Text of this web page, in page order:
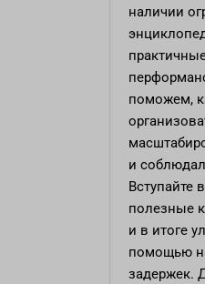
наличии
поможем,
и
Вступайте
полезные
и в итоге
помощью
задержек.